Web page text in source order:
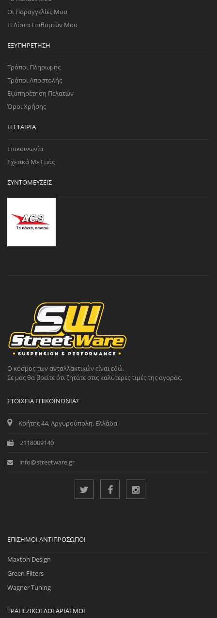
Οι Παραγγελίες Μου
Η Λίστα Επιθυμιών Μου
ΕΞΥΠΗΡΈΤΗΣΗ
Τρόποι Πληρωμής
Τρόποι Αποστολής
Εξυπηρέτηση Πελατών
Όροι Χρήσης
Η ΕΤΑΙΡΊΑ
Επικοινωνία
Σχετικά Με Εμάς
ΣΥΝΤΟΜΕΎΣΕΙΣ
Ο κόσμος των ανταλλακτικών είναι εδώ.
Σε μας θα βρείτε ότι ζητάτε στις καλύτερες τιμές της αγοράς.
ΣΤΟΙΧΕΊΑ ΕΠΙΚΟΙΝΩΝΊΑΣ
Κρήτης 44, Αργυρούπολη, Ελλάδα
2118009140
info@streetware.gr
ΕΠΊΣΗΜΟΙ ΑΝΤΙΠΡΌΣΩΠΟΙ
Maxton Design
Green Filters
Wagner Tuning
ΤΡΑΠΕΖΙΚΟΊ ΛΟΓΑΡΙΑΣΜΟΊ